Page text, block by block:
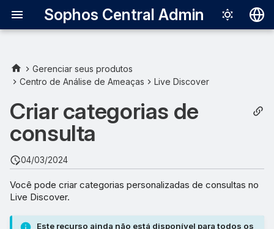
Sophos Central Admin
Criar uma categoria
Atualizar uma categoria
Deletar uma categoria
Gerenciar seus produtos
Centro de Análise de Ameaças
Live Discover
Criar categorias de
consulta
04/03/2024
Você pode criar categorias personalizadas de consultas no
Live Discover.
Este recurso ainda não está disponível para todos os